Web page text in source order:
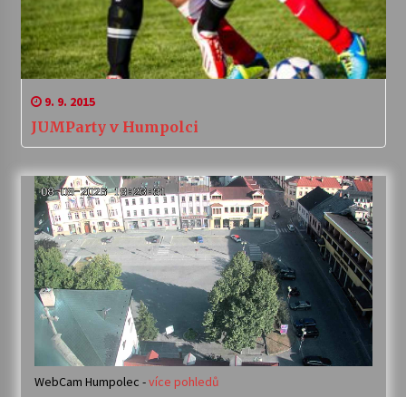
9. 9. 2015
JUMParty v Humpolci
WebCam Humpolec -více pohledů